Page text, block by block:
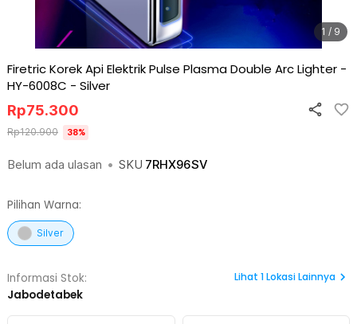
1 / 9
Firetric Korek Api Elektrik Pulse Plasma Double Arc Lighter -
HY-6008C - Silver
Belum ada ulasan • SKU 7RHX96SV
Rp75.300
Rp120.900 38%
Pilihan Warna:
Silver
Informasi Stok:
Jabodetabek
Lihat 1Lokasi Lainnya